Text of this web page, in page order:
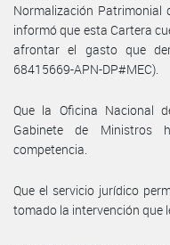
Normalización Patrimonial
informó que esta Cartera
afrontar el gasto que
68415669-APN-DP#MEC).
Que la Oficina Nacional
Gabinete de Ministros
competencia.
Que el servicio jurídico
tomado la intervención que